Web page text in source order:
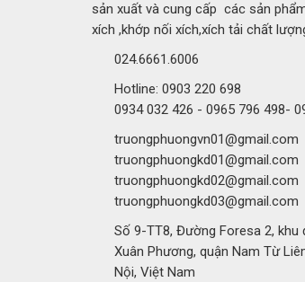
sản xuất và cung cấp các sản
xích ,khớp nối xích,xích tải chất
024.6661.6006
Hotline: 0903 220 698
0934 032 426 - 0965 796 498-
truongphuongvn01@gmail.com
truongphuongkd01@gmail.com
truongphuongkd02@gmail.com
truongphuongkd03@gmail.com
Số 9-TT8, Đường Foresa 2, khu
Xuân Phương, quận Nam Từ
Nội, Việt Nam